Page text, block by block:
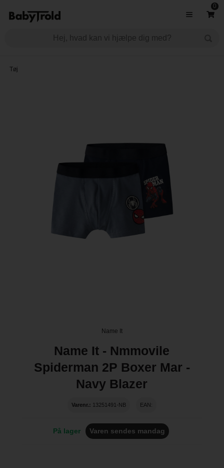
0
Tøj
Name It
Name It - Nmmovile
Spiderman 2P Boxer Mar -
Navy Blazer
Varenr.: 13251491-NB EAN:
På lager Varen sendes mandag